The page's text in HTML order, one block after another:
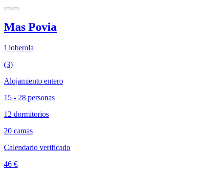
Mas Povia
Lloberola
(3)
Alojamiento entero
15 - 28 personas
12 dormitorios
20 camas
Calendario verificado
46 €